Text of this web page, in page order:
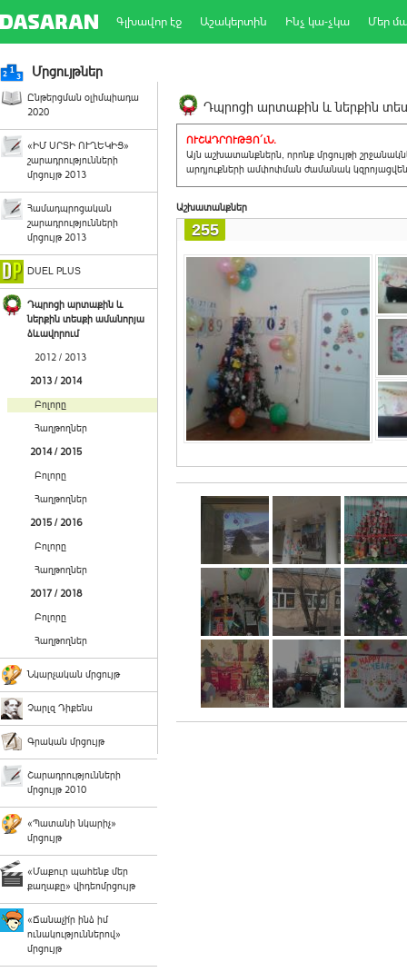
Գլխավոր էջ Աշակերտին Ինչ կա-չկա Մեր
Մրցույթներ
Ընթերցման օլիմպիադա
2020
«ԻՄ ՍՐՏԻ ՈՒՂԵԿԻՑ»
շարադրությունների
մրցույթ 2013
Համադպրոցական
շարադրությունների
մրցույթ 2013
DUEL PLUS
Դպրոցի արտաքին և
ներքին տեսքի ամանորյա
ձևավորում
2012 / 2013
2013 / 2014
Բոլորը
Հաղթողներ
2014 / 2015
Բոլորը
Հաղթողներ
2015 / 2016
Բոլորը
Հաղթողներ
2017 / 2018
Բոլորը
Հաղթողներ
Նկարչական մրցույթ
Չարլզ Դիքենս
Գրական մրցույթ
Շարադրությունների
մրցույթ 2010
«Պատանի նկարիչ»
մրցույթ
«Մաքուր պահենք մեր
քաղաքը» վիդեոմրցույթ
«Ճանաչի՛ր ինձ իմ
ունակություններով»
մրցույթ
Դպրոցի արտաքին և ներքին
ՈՒՇԱԴՐՈՒԹՅՈ´ւՆ.
Այն աշխատանքներն, որոնք մրցույթի
արդյուքների ամփոփման ժամանակ
Աշխատանքներ
255